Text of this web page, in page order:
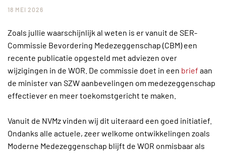
18 MEI 2026
Zoals jullie waarschijnlijk al weten is er vanuit de SER-
Commissie Bevordering Medezeggenschap (CBM) een
recente publicatie opgesteld met adviezen over
wijzigingen in de WOR. De commissie doet in een brief aan
de minister van SZW aanbevelingen om medezeggenschap
effectiever en meer toekomstgericht te maken.
Vanuit de NVMz vinden wij dit uiteraard een goed initiatief.
Ondanks alle actuele, zeer welkome ontwikkelingen zoals
Moderne Medezeggenschap blijft de WOR onmisbaar als